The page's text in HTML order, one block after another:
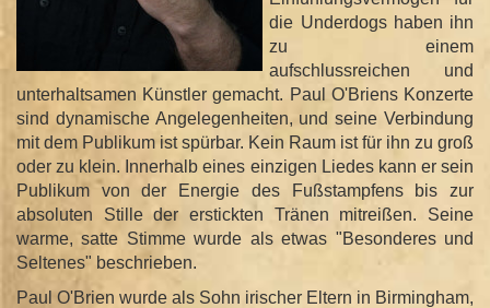
die Underdogs haben ihn
zu einem
aufschlussreichen und
unterhaltsamen Künstler gemacht. Paul O'Briens Konzerte
sind dynamische Angelegenheiten, und seine Verbindung
mit dem Publikum ist spürbar. Kein Raum ist für ihn zu groß
oder zu klein. Innerhalb eines einzigen Liedes kann er sein
Publikum von der Energie des Fußstampfens bis zur
absoluten Stille der erstickten Tränen mitreißen. Seine
warme, satte Stimme wurde als etwas "Besonderes und
Seltenes" beschrieben.
Paul O'Brien wurde als Sohn irischer Eltern in Birmingham,